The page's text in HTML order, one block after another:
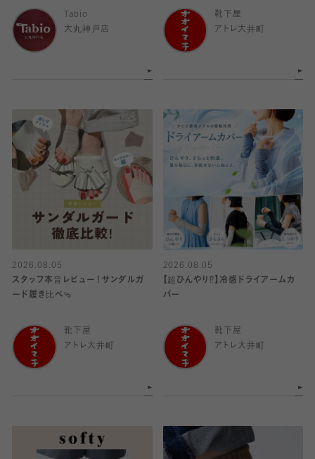
Tabio
大丸神戸店
靴下屋
アトレ大井町
2026.08.05
スタッフ本音レビュー！サンダルガ
ード履き比べ🩴
靴下屋
アトレ大井町
2026.08.05
【超ひんやり⁉︎】冷感ドライアームカ
バー
靴下屋
アトレ大井町